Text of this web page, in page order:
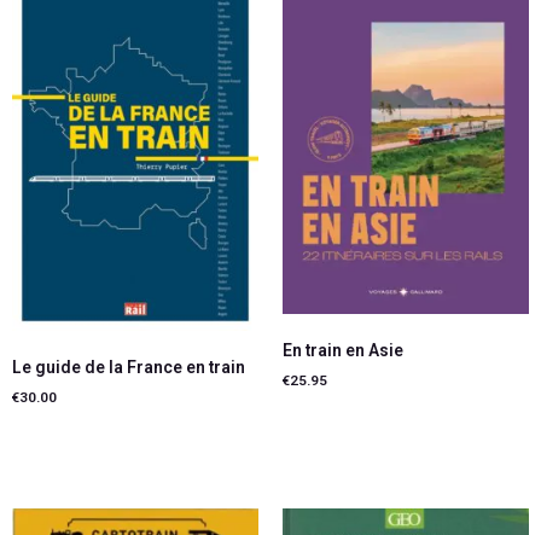
Le guide de la France en train
€30.00
En train en Asie
€25.95